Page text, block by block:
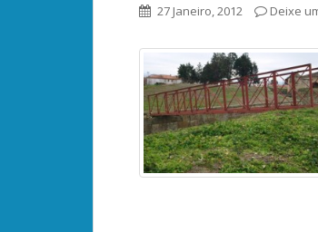
27 Janeiro, 2012 Deixe